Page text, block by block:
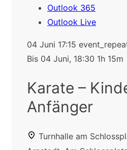
Outlook 365
Outlook Live
04 Juni 17:15
Bis 04 Juni, 18:30 1h 15m
Karate –
Anfänger
Turnhalle am